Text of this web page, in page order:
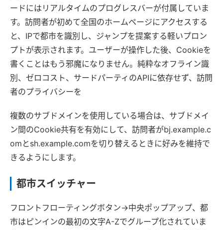
ードにはリアルタイムのプログレスバーが付属していま
す。訪問者が初めて全国のホームページにアクセスする
と、IPで都市を識別し、ジャンプを提案する軽いプロン
プトが表示されます。ユーザーが操作した後、Cookieを
書くことはもう邪魔になりません。純粋なオフライン識
別、ゼロコスト、サードパーティのAPIに依存せず、訪問
者のプライバシーを
複数のサブドメインを使用している場合は、サブドメイ
ン間のCookie共有を有効にして、訪問者がbj.example.c
omとsh.example.comを切り替えるときに好みを維持で
きるようにします。
都市スイッチャー
フロントフローティングボタン→中央ポップアップ、都
市はピンインの最初の文字A-Zでグループ化されていま